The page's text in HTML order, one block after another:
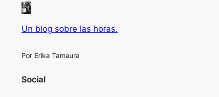
Un blog sobre las horas.
Por Erika Tamaura
Social